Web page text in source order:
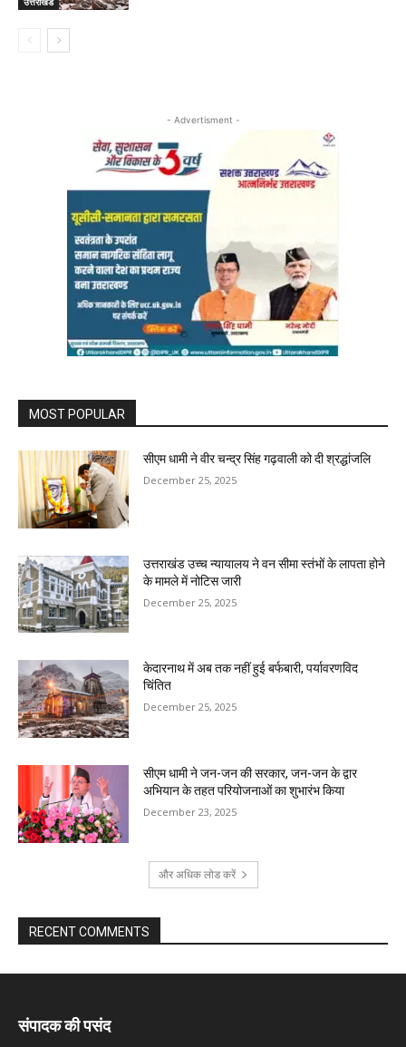
- Advertisment -
MOST POPULAR
सीएम धामी ने वीर चन्द्र सिंह गढ़वाली को दी श्रद्धांजलि
December 25, 2025
उत्तराखंड उच्च न्यायालय ने वन सीमा स्तंभों के लापता होने
के मामले में नोटिस जारी
December 25, 2025
केदारनाथ में अब तक नहीं हुई बर्फबारी, पर्यावरणविद
चिंतित
December 25, 2025
सीएम धामी ने जन-जन की सरकार, जन-जन के द्वार
अभियान के तहत परियोजनाओं का शुभारंभ किया
December 23, 2025
और अधिक लोड करें
RECENT COMMENTS
संपादक की पसंद